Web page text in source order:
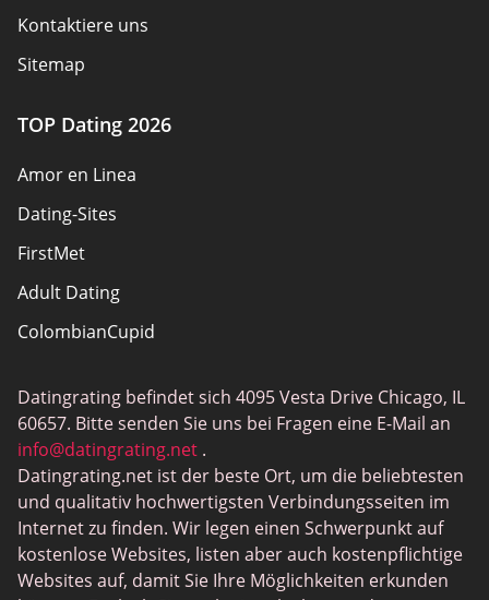
Kontaktiere uns
Sitemap
TOP Dating 2026
Amor en Linea
Dating-Sites
FirstMet
Adult Dating
ColombianCupid
MeetMindful
BDSM Dating
BBPeopleMeet
Sugar Daddy Sites
JPeopleMeet
Datingrating befindet sich 4095 Vesta Drive Chicago, IL
60657. Bitte senden Sie uns bei Fragen eine E-Mail an
info@datingrating.net .
Datingrating.net ist der beste Ort, um die beliebtesten
und qualitativ hochwertigsten Verbindungsseiten im
Internet zu finden. Wir legen einen Schwerpunkt auf
kostenlose Websites, listen aber auch kostenpflichtige
Websites auf, damit Sie Ihre Möglichkeiten erkunden